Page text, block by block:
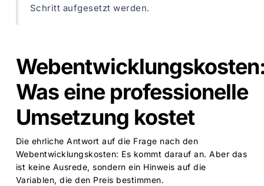
Schritt aufgesetzt werden.
Was eine professionelle
Umsetzung kostet
Die ehrliche Antwort auf die Frage nach den
Webentwicklungskosten: Es kommt darauf an. Aber das
ist keine Ausrede, sondern ein Hinweis auf die
Variablen, die den Preis bestimmen.